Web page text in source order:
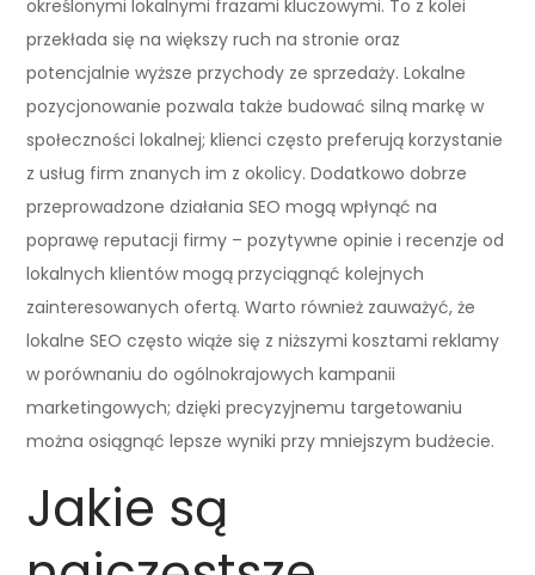
określonymi lokalnymi frazami kluczowymi. To z kolei
przekłada się na większy ruch na stronie oraz
potencjalnie wyższe przychody ze sprzedaży. Lokalne
pozycjonowanie pozwala także budować silną markę w
społeczności lokalnej; klienci często preferują korzystanie
z usług firm znanych im z okolicy. Dodatkowo dobrze
przeprowadzone działania SEO mogą wpłynąć na
poprawę reputacji firmy – pozytywne opinie i recenzje od
lokalnych klientów mogą przyciągnąć kolejnych
zainteresowanych ofertą. Warto również zauważyć, że
lokalne SEO często wiąże się z niższymi kosztami reklamy
w porównaniu do ogólnokrajowych kampanii
marketingowych; dzięki precyzyjnemu targetowaniu
można osiągnąć lepsze wyniki przy mniejszym budżecie.
Jakie są